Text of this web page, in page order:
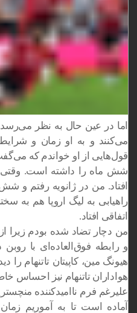
اما در عین حال به نظر می‌رسد
می‌کنند و به او زمان و شرایط
قول‌هایی از او خواندم که
شش ماه را داشته است. وقتی
افتاد. من در ژانویه رفتم و شش
راهیابی به لیگ اروپا هم به
اتفاقی افتاد.
من دچار تضاد شده بودم زیرا
و رابطه فوق‌العاده‌ای با
هیونگ مین، کاپیتان تاتنهام را
هواداران تاتنهام نیز احساس
علیرغم فرم ناامیدکننده
آماده است تا به آموریم زمان